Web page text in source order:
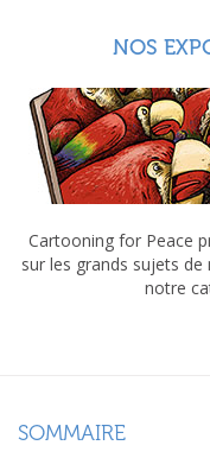
NOS
Cartooning for Peace
sur les grands sujets
notre
SOMMAIRE